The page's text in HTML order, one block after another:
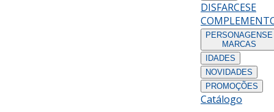
DISFARCESE
PERSONAGENS E
MARCAS
IDADES
NOVIDADES
PROMOÇÕES
Catálogo